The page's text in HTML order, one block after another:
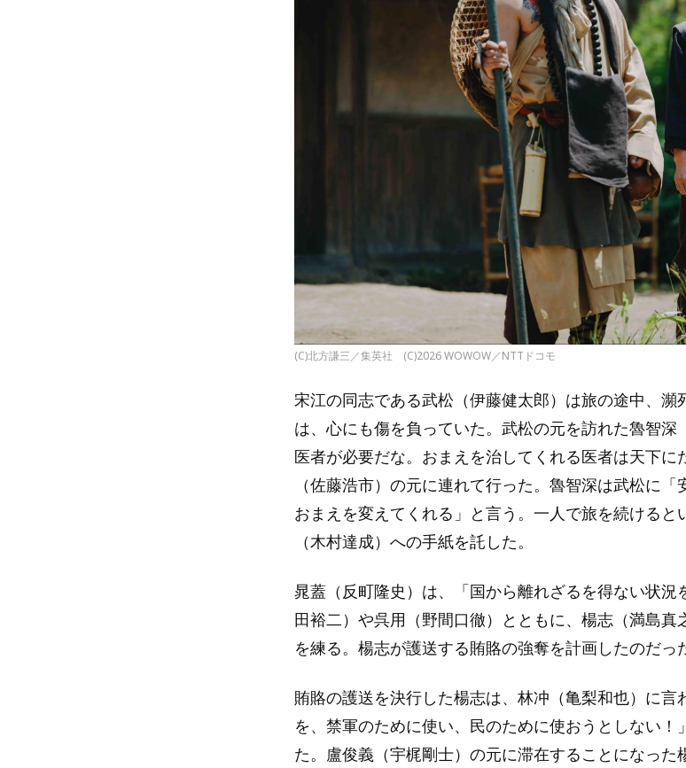
(C)北方謙三／集英社 (C)2026 WOWOW／NTTドコモ
宋江の同志である武松（伊藤健太郎）は旅の途中、瀕
は、心にも傷を負っていた。武松の元を訪れた魯智深
医者が必要だな。おまえを治してくれる医者は天下に
（佐藤浩市）の元に連れて行った。魯智深は武松に
おまえを変えてくれる」と言う。一人で旅を続けると
（木村達成）への手紙を託した。
晁蓋（反町隆史）は、「国から離れざるを得ない状況
田裕二）や呉用（野間口徹）とともに、楊志（満島真
を練る。楊志が護送する賄賂の強奪を計画したのだっ
賄賂の護送を決行した楊志は、林冲（亀梨和也）に言
を、禁軍のために使い、民のために使おうとしない！
た。盧俊義（宇梶剛士）の元に滞在することになった